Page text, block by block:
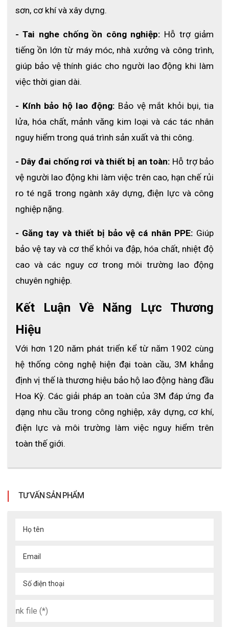
sơn, cơ khí và xây dựng.
- Tai nghe chống ồn công nghiệp: Hỗ trợ giảm
tiếng ồn lớn từ máy móc, nhà xưởng và công trình,
giúp bảo vệ thính giác cho người lao động khi làm
việc thời gian dài.
- Kính bảo hộ lao động: Bảo vệ mắt khỏi bụi, tia
lửa, hóa chất, mảnh văng kim loại và các tác nhân
nguy hiểm trong quá trình sản xuất và thi công.
- Dây đai chống rơi và thiết bị an toàn: Hỗ trợ bảo
vệ người lao động khi làm việc trên cao, hạn chế rủi
ro té ngã trong ngành xây dựng, điện lực và công
nghiệp nặng.
- Găng tay và thiết bị bảo vệ cá nhân PPE: Giúp
bảo vệ tay và cơ thể khỏi va đập, hóa chất, nhiệt độ
cao và các nguy cơ trong môi trường lao động
chuyên nghiệp.
Kết Luận Về Năng Lực Thương
Hiệu
Với hơn 120 năm phát triển kể từ năm 1902 cùng
hệ thống công nghệ hiện đại toàn cầu, 3M khẳng
định vị thế là thương hiệu bảo hộ lao động hàng đầu
Hoa Kỳ. Các giải pháp an toàn của 3M đáp ứng đa
dạng nhu cầu trong công nghiệp, xây dựng, cơ khí,
điện lực và môi trường làm việc nguy hiểm trên
toàn thế giới.
TƯ VẤN SẢN PHẨM
Họ tên
Email
Số điện thoại